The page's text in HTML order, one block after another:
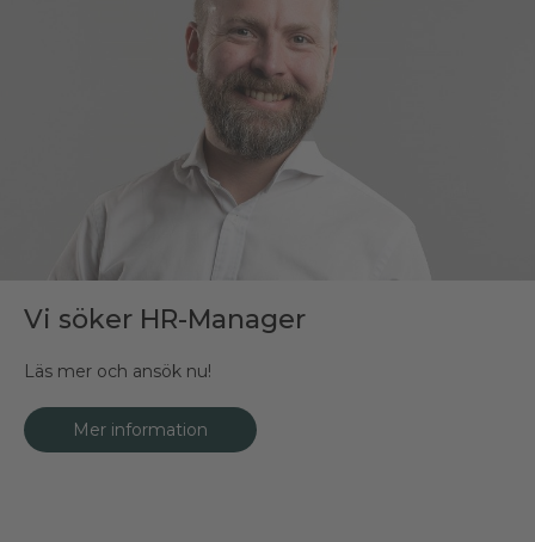
Vi söker HR-Manager
Läs mer och ansök nu!
Mer information